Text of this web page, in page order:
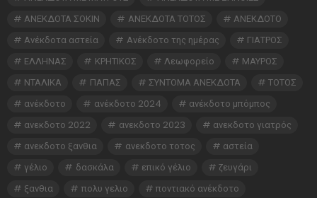
ΑΝΕΚΔΟΤΑ ΣΟΚΙΝ
ΑΝΕΚΔΟΤΑ ΤΟΤΟΣ
ΑΝΕΚΔΟΤΟ
Ανέκδοτα αστεία
Ανέκδοτο της ημέρας
ΓΙΑΤΡΟΣ
ΕΛΛΗΝΑΣ
ΚΡΗΤΙΚΟΣ Λεωφορείο
ΜΑΥΡΟΣ
ΝΤΑΛΙΚΑ
ΠΑΠΑΣ ΣΥΝΤΟΜΑ ΑΝΕΚΔΟΤΑ
ΤΟΤΟΣ
ανέκδοτο
ανέκδοτο 2024
ανέκδοτο μπόμπος
ανεκδοτο 2022
ανεκδοτο 2023
ανεκδοτο γιατρός
ανεκδοτο ξανθια
ανεκδοτο τοτος
αστεία
γέλιο
δασκάλα επικό γέλιο
ζευγάρι
ξανθια
πολυ γελιο ποντιακό ανέκδοτο